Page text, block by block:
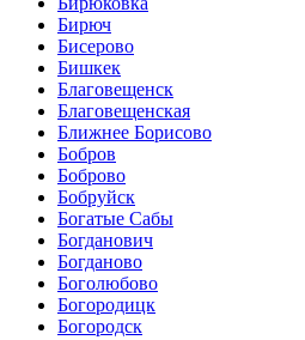
Бирюч
Бисерово
Бишкек
Благовещенск
Благовещенская
Ближнее Борисово
Бобров
Боброво
Бобруйск
Богатые Сабы
Богданович
Богданово
Боголюбово
Богородицк
Богородск